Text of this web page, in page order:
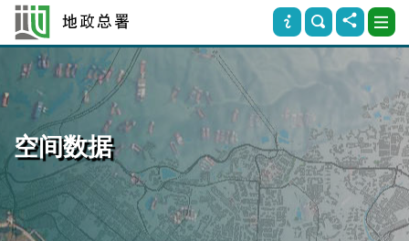
空间数据